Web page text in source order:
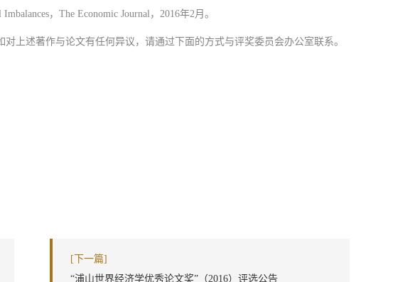
，The Economic Journal，2016年2月。
上述著作与论文有任何异议，请通过下面的方式与评奖委员会办公室联系。
[下一篇]
“浦山世界经济学优秀论文奖”（2016）评选公告